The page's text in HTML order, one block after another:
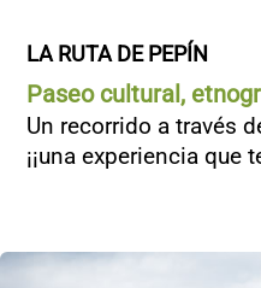
LA RUTA DE PEPÍN
Paseo cultural,
Un recorrido a través
¡¡una experiencia que